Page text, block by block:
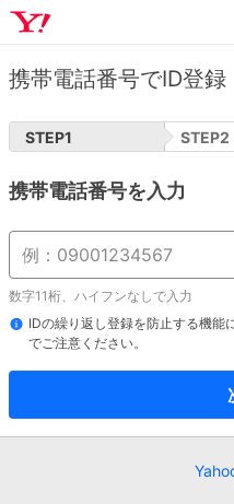
携帯電話番号でID登録
STEP1 STEP2
携帯電話番号を入力
数字11桁、ハイフンなしで入力
IDの繰り返し登録を防止する機能
でご注意ください。